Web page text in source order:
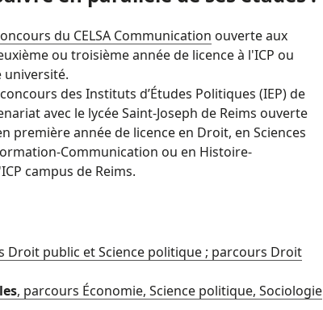
du CELSA Communication ouverte aux
ou troisième année de licence à l'ICP ou
université.
des Instituts d’Études Politiques (IEP) de
avec le lycée Saint-Joseph de Reims ouverte
première année de licence en Droit, en Sciences
Communication ou en Histoire-
campus de Reims.
Droit public et Science politique ; parcours Droit
, parcours Économie, Science politique, Sociologie